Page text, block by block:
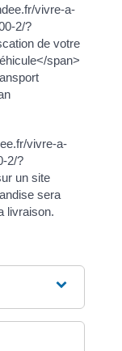
vivre-a-
2/?
de votre
span>
vivre-a-
2/?
un site
sera
livraison.